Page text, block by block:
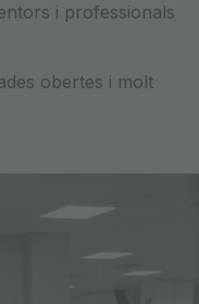
i professionals
obertes i molt